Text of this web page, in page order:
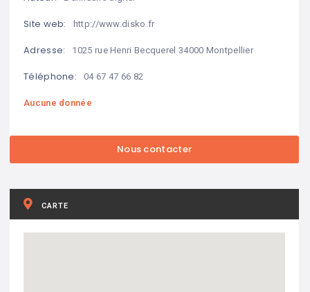
Site web: http://www.disko.fr
Adresse: 1025 rue Henri Becquerel 34000 Montpellier
Téléphone: 04 67 47 66 82
Aucune donnée
CARTE